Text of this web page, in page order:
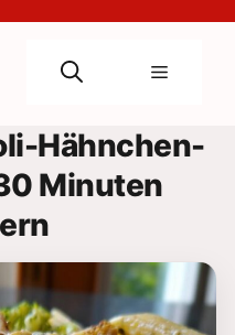
Menu
Hähnchen-
Minuten